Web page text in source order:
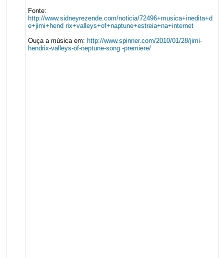
Fonte:
http://www.sidneyrezende.com/noticia/72496+musica+inedita+d
e+jimi+hend rix+valleys+of+naptune+estreia+na+internet
Ouça a música em: http://www.spinner.com/2010/01/28/jimi-
hendrix-valleys-of-neptune-song -premiere/